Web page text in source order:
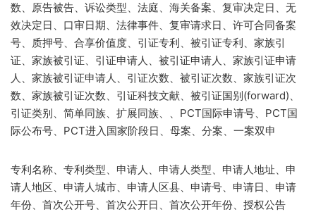
数、原告被告、诉讼类型、法庭、海关备案、复审决定日、无
效决定日、口审日期、法律事件、复审请求日、许可合同备案
号、质押号、合享价值度、引证专利、被引证专利、家族引
证、家族被引证、引证申请人、被引证申请人、家族引证申请
人、家族被引证申请人、引证次数、被引证次数、家族引证次
数、家族被引证次数、引证科技文献、被引证国别(forward)、
引证类别、简单同族、扩展同族、、PCT国际申请号、PCT国
际公布号、PCT进入国家阶段日、母案、分案、一案双申
专利名称、专利类型、申请人、申请人类型、申请人地址、申
请人地区、申请人城市、申请人区县、申请号、申请日、申请
年份、首次公开号、首次公开日、首次公开年份、授权公告